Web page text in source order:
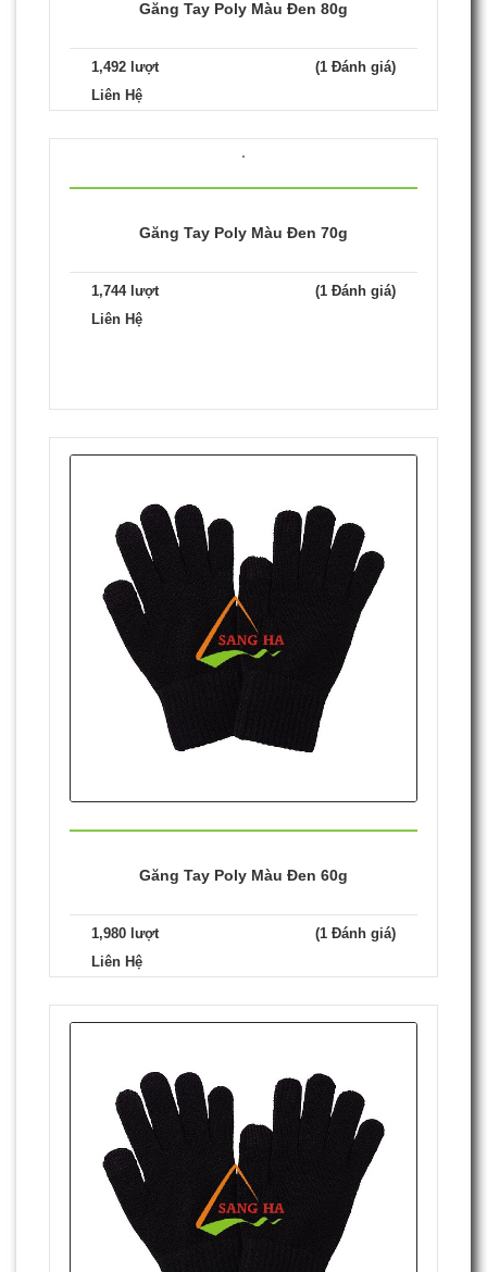
Găng Tay Poly Màu Đen 80g
1,492 lượt
(1 Đánh giá)
Liên Hệ
Găng Tay Poly Màu Đen 70g
1,744 lượt
(1 Đánh giá)
Liên Hệ
Găng Tay Poly Màu Đen 60g
1,980 lượt
(1 Đánh giá)
Liên Hệ